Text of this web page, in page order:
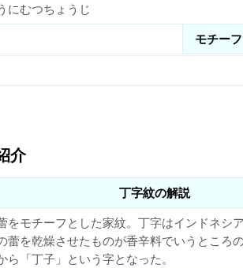
にむつちょうじ
モチーフ
介
丁字紋の解説
をモチーフとした家紋。丁字はインドネシ
蕾を乾燥させたものが香辛料でいうところ
「丁子」という字となった。